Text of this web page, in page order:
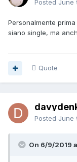
Posted June
Personalmente
siano single, ma
Quote
Posted June
On 6/9/2019